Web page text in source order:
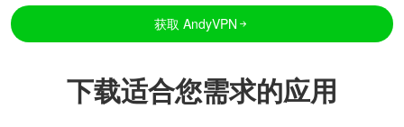
获取 AndyVPN
下载适合您需求的应用